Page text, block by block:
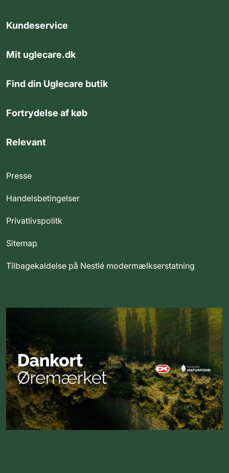
Kundeservice
Mit uglecare.dk
Find din Uglecare butik
Fortrydelse af køb
Relevant
Presse
Handelsbetingelser
Privatlivspolitk
Sitemap
Tilbagekaldelse på Nestlé modermælkserstatning